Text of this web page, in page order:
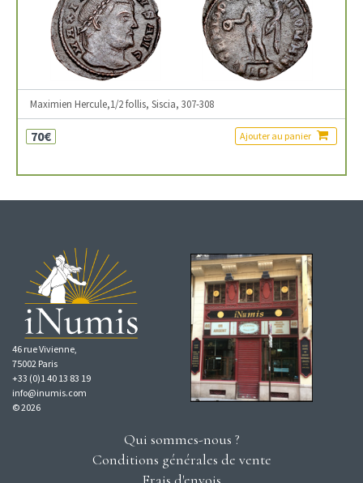
Maximien Hercule,1/2 follis, Siscia, 307-308
70€ Ajouter au panier
46 rue Vivienne,
75002 Paris
+33 (0)1 40 13 83 19
info@inumis.com
© 2026
Qui sommes-nous ?
Conditions générales de vente